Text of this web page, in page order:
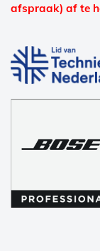
afspraak) af te